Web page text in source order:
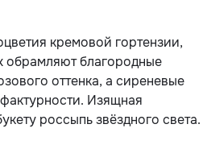
кремовой гортензии,
благородные
оттенка, а сиреневые
Изящная
россыпь звёздного света.